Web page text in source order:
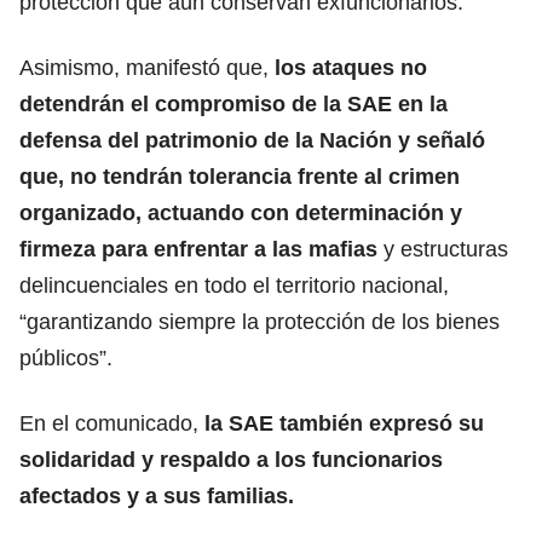
Asimismo, manifestó que, los ataques no
detendrán el compromiso de la SAE en la
defensa del patrimonio de la Nación y señaló
que, no tendrán tolerancia frente al crimen
organizado, actuando con determinación y
firmeza para enfrentar a las mafias y estructuras
delincuenciales en todo el territorio nacional,
“garantizando siempre la protección de los bienes
públicos”.
En el comunicado, la SAE también expresó su
solidaridad y respaldo a los funcionarios
afectados y a sus familias.